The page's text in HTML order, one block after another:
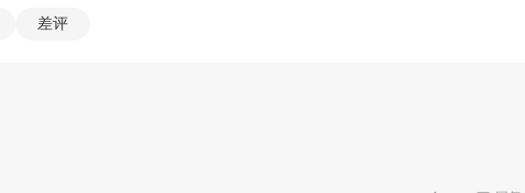
其实慢慢玩着，会发现攻防兼备才是最大乐趣。去打掉别人的阵，去摆自己
后面想下了或者说到时机下了，可以;防御已经下了的，后面想拆掉了，不可
差评